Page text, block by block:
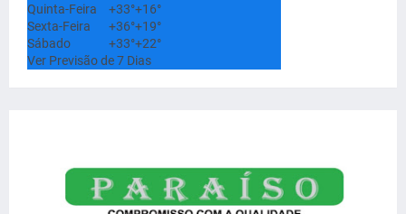
Quinta-Feira
+33°+16°
Sexta-Feira
+36°+19°
Sábado
+33°+22°
Ver Previsão de 7 Dias